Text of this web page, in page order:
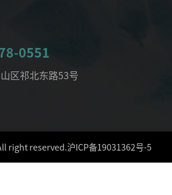
0551
区祁北东路53号
right reserved.沪ICP备19031362号-5